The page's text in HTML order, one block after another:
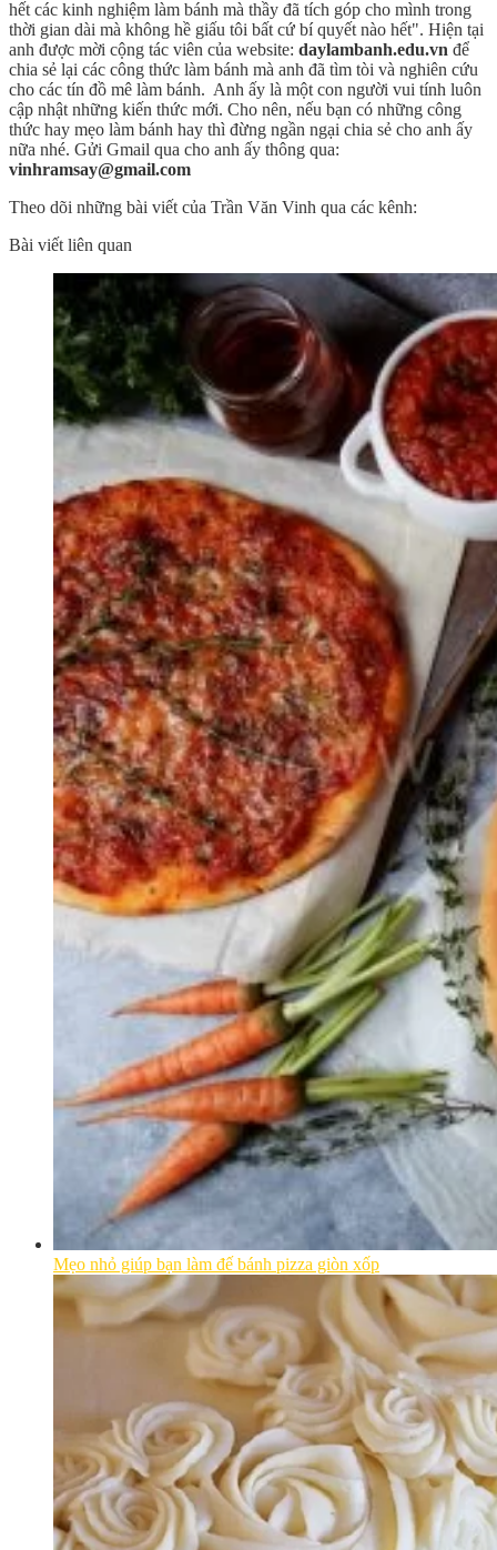
hết các kinh nghiệm làm bánh mà thầy đã tích góp cho mình trong
thời gian dài mà không hề giấu tôi bất cứ bí quyết nào hết". Hiện tại
anh được mời cộng tác viên của website: daylambanh.edu.vn để
chia sẻ lại các công thức làm bánh mà anh đã tìm tòi và nghiên cứu
cho các tín đồ mê làm bánh. Anh ấy là một con người vui tính luôn
cập nhật những kiến thức mới. Cho nên, nếu bạn có những công
thức hay mẹo làm bánh hay thì đừng ngần ngại chia sẻ cho anh ấy
nữa nhé. Gửi Gmail qua cho anh ấy thông qua:
vinhramsay@gmail.com
Theo dõi những bài viết của Trần Văn Vinh qua các kênh:
Bài viết liên quan
Mẹo nhỏ giúp bạn làm đế bánh pizza giòn xốp